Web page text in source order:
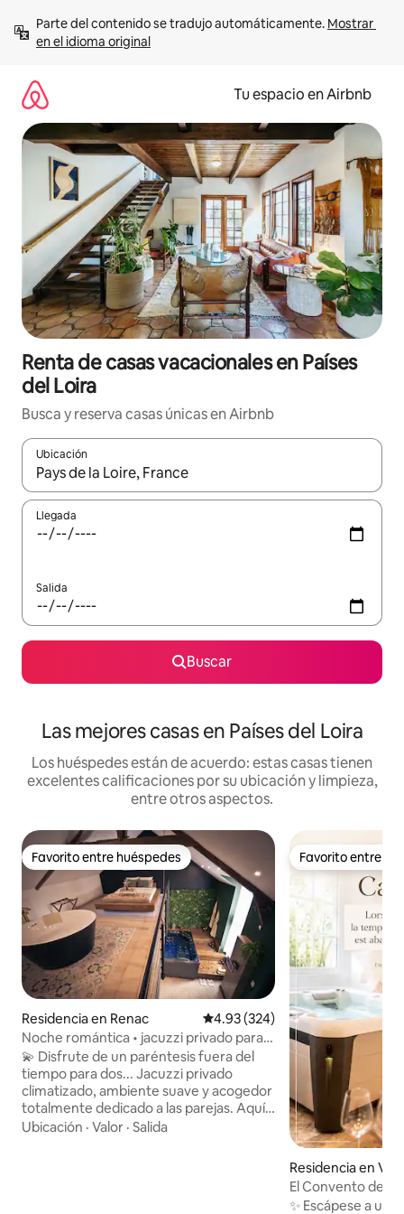
contenido
Parte del contenido se tradujo automáticamente. Mostrar
en el idioma original
Tu espacio en Airbnb
Renta de casas vacacionales en Países
del Loira
Busca y reserva casas únicas en Airbnb
Ubicación
Cuando los resultados estén disponibles, podrás navegar
Llegada
Salida
Buscar
Las mejores casas en Países del Loira
Los huéspedes están de acuerdo: estas casas tienen
excelentes calificaciones por su ubicación y limpieza,
entre otros aspectos.
Favorito entre huéspedes
Favorito entre huéspedes
Residencia en Renac Calificación promedio: 4.93 de
4.93 (324)
Noche romántica • jacuzzi privado para
dos
💫 Disfrute de un paréntesis fuera del
tiempo para dos... Jacuzzi privado
climatizado, ambiente suave y acogedor
totalmente dedicado a las parejas. Aquí
todo está pensado para relajarse,
Ubicación · Valor · Salida
Favorito entre
Favorito entre
Residencia en
El Convento de
SPA y Cena
✨ Escápese a un